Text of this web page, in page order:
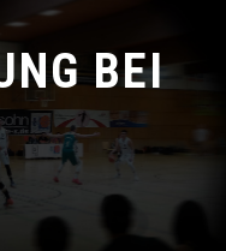
BEI